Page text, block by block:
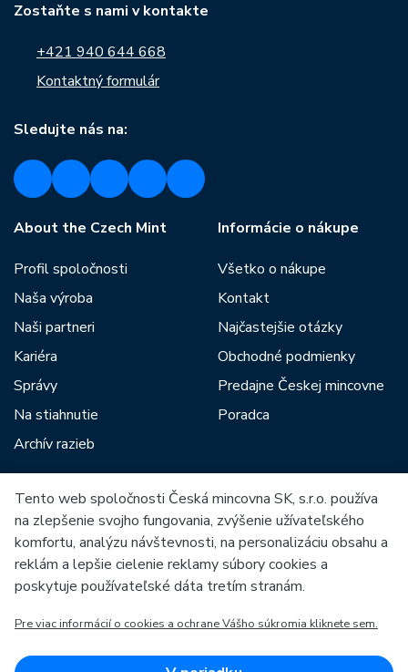
Zostaňte s nami v kontakte
+421 940 644 668
Kontaktný formulár
Sledujte nás na:
About the Czech Mint
Profil spoločnosti
Naša výroba
Naši partneri
Kariéra
Správy
Na stiahnutie
Archív razieb
Informácie o nákupe
Všetko o nákupe
Kontakt
Najčastejšie otázky
Obchodné podmienky
Predajne Českej mincovne
Poradca
Medzi našich partnerov patria:
Európska únia
OP Podnikanie a inovácie pre konkurencieschopnosť
Tento web spoločnosti Česká mincovna SK, s.r.o. používa
na zlepšenie svojho fungovania, zvýšenie užívateľského
komfortu, analýzu návštevnosti, na personalizáciu obsahu a
reklám a lepšie cielenie reklamy súbory cookies a
poskytuje používateľské dáta tretím stranám.
Pre viac informácií o cookies a ochrane Vášho súkromia kliknete sem.